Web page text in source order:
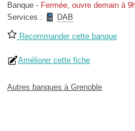
Banque - Fermée, ouvre demain à
Services :
DAB
Recommander cette banque
Améliorer cette fiche
Autres banques à Grenoble